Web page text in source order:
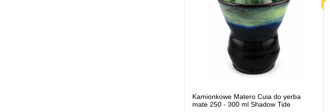
Kamionkowe Matero Cuia do yerba
mate 250 - 300 ml Shadow Tide